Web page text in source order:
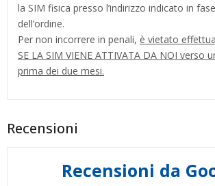
la SIM fisica presso l’indirizzo indicato in
dell’ordine.
Per non incorrere in penali, è vietato
SE LA SIM VIENE ATTIVATA DA NOI verso
prima dei due mesi.
Recensioni
Recensioni da